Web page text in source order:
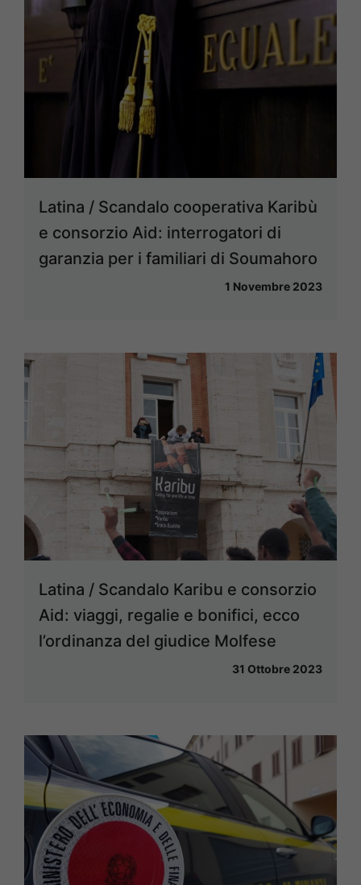
Latina / Scandalo cooperativa Karibù
e consorzio Aid: interrogatori di
garanzia per i familiari di Soumahoro
1 Novembre 2023
Latina / Scandalo Karibu e consorzio
Aid: viaggi, regalie e bonifici, ecco
l’ordinanza del giudice Molfese
31 Ottobre 2023